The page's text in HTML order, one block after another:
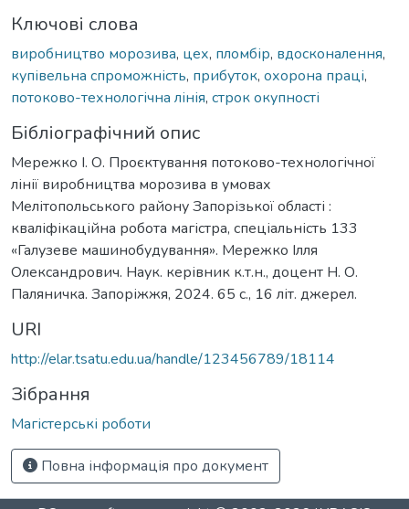
Ключові слова
виробництво морозива, цех, пломбір, вдосконалення,
купівельна спроможність, прибуток, охорона праці,
потоково-технологічна лінія, строк окупності
Бібліографічний опис
Мережко І. О. Проєктування потоково-технологічної
лінії виробництва морозива в умовах
Мелітопольського району Запорізької області :
кваліфікаційна робота магістра, спеціальність 133
«Галузеве машинобудування». Мережко Ілля
Олександрович. Наук. керівник к.т.н., доцент Н. О.
Паляничка. Запоріжжя, 2024. 65 с., 16 літ. джерел.
URI
http://elar.tsatu.edu.ua/handle/123456789/18114
Зібрання
Магістерські роботи
Повна інформація про документ